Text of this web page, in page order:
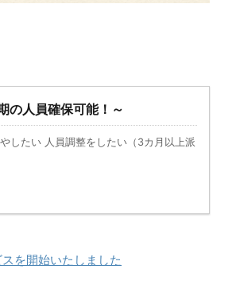
の人員確保可能！～
したい 人員調整をしたい（3カ月以上派
を開始いたしました